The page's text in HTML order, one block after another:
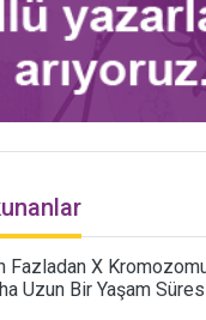
Fazladan X
Uzun Bir Yaşam